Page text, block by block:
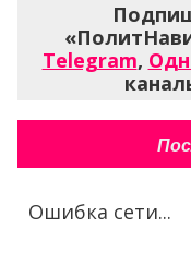
Telegram,
Ошибка сети...